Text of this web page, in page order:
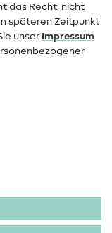
das Recht, nicht
späteren Zeitpunkt
unser Impressum